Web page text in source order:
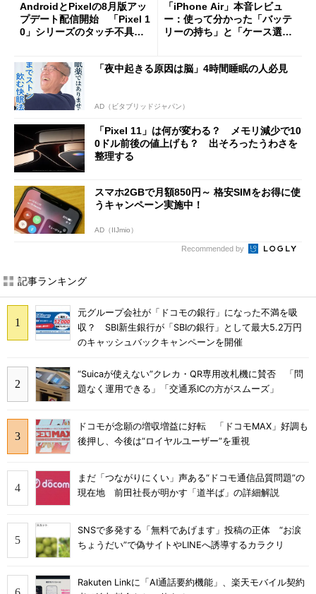
AndroidとPixelの8月版アッ
プデート配信開始 「Pixel 1
0」シリーズのタッチ不具合
「iPhone Air」本音レビュ
ー：使って分かった「バッテ
リーの持ち」と「ケース選
「夜中起きる原因は脳」4時間睡眠の人必見
AD（ビタブリッドジャパン）
「Pixel 11」は何が変わる？ メモリ減少で10
0ドル前後の値上げも？ 出そろったうわさを
整理する
スマホ2GBで月額850円～ 格安SIMをお得に使
うキャンペーン実施中！
AD（IIJmio）
Recommended by
記事ランキング
元グループ会社が「ドコモの銀行」になった不満を吸
収？ SBI新生銀行が「SBIの銀行」として最大5.2万円
のキャッシュバックキャンペーンを開催
“Suicaが使えない”クレカ・QR専用改札機に賛否 「問
題なく運用できる」「交通系ICの方がスムーズ」
ドコモが念願の増収増益に好転 「ドコモMAX」好調も
後押し、今後は“ロイヤルユーザー”を重視
まだ「つながりにくい」声ある“ドコモ通信品質問題”の
現在地 前田社長が明かす「道半ば」の詳細解説
SNSで多発する「無料であげます」投稿の正体 “お涙
ちょうだい”で偽サイトやLINEへ誘導するカラクリ
Rakuten Linkに「AI通話要約機能」、楽天モバイル契約